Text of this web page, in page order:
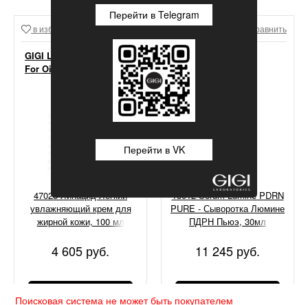
в избранное Сравнить
GIGI Lipacid Moisturizer
For Oily Skin
47028 Липацид Легкий
увлажняющий крем для
жирной кожи, 100 мл
4 605 руб.
в избранное Сравнить
13012 Serum Lumine PDRN
PURE - Сыворотка Люмине
ПДРН Пьюэ, 30мл
11 245 руб.
Поисковая система не может быть покупателем
Перейти в Telegram
Перейти в VK